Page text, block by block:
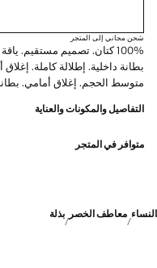
شحن مجاني إلى المتجر
بطانة داخلية. إطلالة كاملة.
متوسط الحجم. إغلاق أمامي.
التفاصيل والمكونات والعناية
متوافر في المتجر
النساء معاطف الخصر بذلة